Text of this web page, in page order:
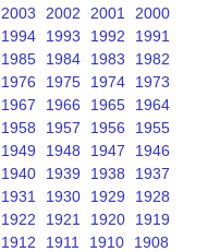
2003 2002 2001
2000
1994 1993 1992
1991
1985 1984 1983
1982
1976 1975 1974
1973
1967 1966 1965
1964
1958 1957 1956
1955
1949 1948 1947
1946
1940 1939 1938
1937
1931 1930 1929
1928
1922 1921 1920
1919
1912 1911 1910
1908